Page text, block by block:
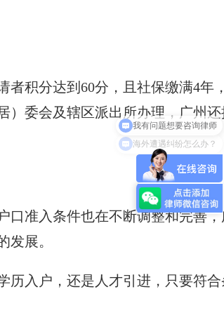
者积分达到60分，且社保缴满4年
）委会及辖区派出所办理，广州还
口准入条件也在不断调整和完善，
展。
历入户，还是人才引进，只要符合
我有问题想要咨询律师